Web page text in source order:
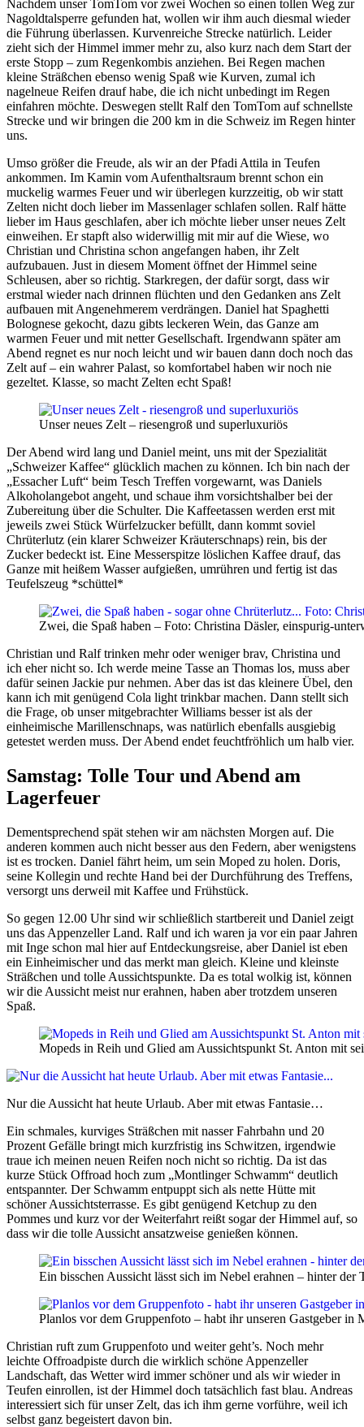
Nachdem unser TomTom vor zwei Wochen so einen tollen Weg zur
Nagoldtalsperre gefunden hat, wollen wir ihm auch diesmal wieder
die Führung überlassen. Kurvenreiche Strecke natürlich. Leider
zieht sich der Himmel immer mehr zu, also kurz nach dem Start der
erste Stopp – zum Regenkombis anziehen. Bei Regen machen
kleine Sträßchen ebenso wenig Spaß wie Kurven, zumal ich
nagelneue Reifen drauf habe, die ich nicht unbedingt im Regen
einfahren möchte. Deswegen stellt Ralf den TomTom auf schnellste
Strecke und wir bringen die 200 km in die Schweiz im Regen hinter
uns.
Umso größer die Freude, als wir an der Pfadi Attila in Teufen
ankommen. Im Kamin vom Aufenthaltsraum brennt schon ein
muckelig warmes Feuer und wir überlegen kurzzeitig, ob wir statt
Zelten nicht doch lieber im Massenlager schlafen sollen. Ralf hätte
lieber im Haus geschlafen, aber ich möchte lieber unser neues Zelt
einweihen. Er stapft also widerwillig mit mir auf die Wiese, wo
Christian und Christina schon angefangen haben, ihr Zelt
aufzubauen. Just in diesem Moment öffnet der Himmel seine
Schleusen, aber so richtig. Starkregen, der dafür sorgt, dass wir
erstmal wieder nach drinnen flüchten und den Gedanken ans Zelt
aufbauen mit Angenehmerem verdrängen. Daniel hat Spaghetti
Bolognese gekocht, dazu gibts leckeren Wein, das Ganze am
warmen Feuer und mit netter Gesellschaft. Irgendwann später am
Abend regnet es nur noch leicht und wir bauen dann doch noch das
Zelt auf – ein wahrer Palast, so komfortabel haben wir noch nie
gezeltet. Klasse, so macht Zelten echt Spaß!
Unser neues Zelt – riesengroß und superluxuriös
Der Abend wird lang und Daniel meint, uns mit der Spezialität
„Schweizer Kaffee“ glücklich machen zu können. Ich bin nach der
„Essacher Luft“ beim Tesch Treffen vorgewarnt, was Daniels
Alkoholangebot angeht, und schaue ihm vorsichtshalber bei der
Zubereitung über die Schulter. Die Kaffeetassen werden erst mit
jeweils zwei Stück Würfelzucker befüllt, dann kommt soviel
Chrüterlutz (ein klarer Schweizer Kräuterschnaps) rein, bis der
Zucker bedeckt ist. Eine Messerspitze löslichen Kaffee drauf, das
Ganze mit heißem Wasser aufgießen, umrühren und fertig ist das
Teufelszeug *schüttel*
Zwei, die Spaß haben – Foto: Christina Däsler, einspurig-
Christian und Ralf trinken mehr oder weniger brav, Christina und
ich eher nicht so. Ich werde meine Tasse an Thomas los, muss aber
dafür seinen Jackie pur nehmen. Aber das ist das kleinere Übel, den
kann ich mit genügend Cola light trinkbar machen. Dann stellt sich
die Frage, ob unser mitgebrachter Williams besser ist als der
einheimische Marillenschnaps, was natürlich ebenfalls ausgiebig
getestet werden muss. Der Abend endet feuchtfröhlich um halb vier.
Samstag: Tolle Tour und Abend am
Lagerfeuer
Dementsprechend spät stehen wir am nächsten Morgen auf. Die
anderen kommen auch nicht besser aus den Federn, aber wenigstens
ist es trocken. Daniel fährt heim, um sein Moped zu holen. Doris,
seine Kollegin und rechte Hand bei der Durchführung des Treffens,
versorgt uns derweil mit Kaffee und Frühstück.
So gegen 12.00 Uhr sind wir schließlich startbereit und Daniel zeigt
uns das Appenzeller Land. Ralf und ich waren ja vor ein paar Jahren
mit Inge schon mal hier auf Entdeckungsreise, aber Daniel ist eben
ein Einheimischer und das merkt man gleich. Kleine und kleinste
Sträßchen und tolle Aussichtspunkte. Da es total wolkig ist, können
wir die Aussicht meist nur erahnen, haben aber trotzdem unseren
Spaß.
Mopeds in Reih und Glied am Aussichtspunkt St. Anton mit
Nur die Aussicht hat heute Urlaub. Aber mit etwas Fantasie…
Ein schmales, kurviges Sträßchen mit nasser Fahrbahn und 20
Prozent Gefälle bringt mich kurzfristig ins Schwitzen, irgendwie
traue ich meinen neuen Reifen noch nicht so richtig. Da ist das
kurze Stück Offroad hoch zum „Montlinger Schwamm“ deutlich
entspannter. Der Schwamm entpuppt sich als nette Hütte mit
schöner Aussichtsterrasse. Es gibt genügend Ketchup zu den
Pommes und kurz vor der Weiterfahrt reißt sogar der Himmel auf, so
dass wir die tolle Aussicht ansatzweise genießen können.
Ein bisschen Aussicht lässt sich im Nebel erahnen – hinter der
Planlos vor dem Gruppenfoto – habt ihr unseren Gastgeber in
Christian ruft zum Gruppenfoto und weiter geht’s. Noch mehr
leichte Offroadpiste durch die wirklich schöne Appenzeller
Landschaft, das Wetter wird immer schöner und als wir wieder in
Teufen einrollen, ist der Himmel doch tatsächlich fast blau. Andreas
interessiert sich für unser Zelt, das ich ihm gerne vorführe, weil ich
selbst ganz begeistert davon bin.